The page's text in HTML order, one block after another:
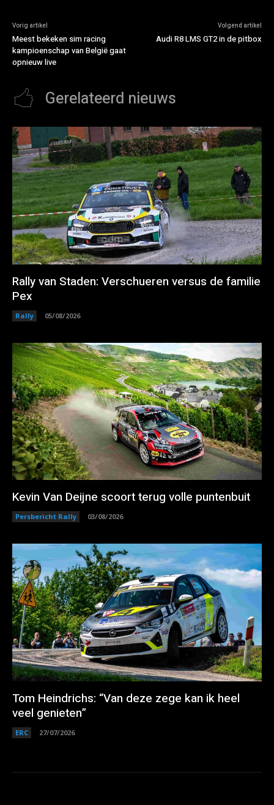
Vorig artikel
Meest bekeken sim racing
kampioenschap van België gaat
opnieuw live
Volgend artikel
Audi R8 LMS GT2 in de pitbox
Gerelateerd nieuws
Rally van Staden: Verschueren versus de familie
Pex
Rally 05/08/2026
Kevin Van Deijne scoort terug volle puntenbuit
Persbericht Rally 03/08/2026
Tom Heindrichs: “Van deze zege kan ik heel
veel genieten”
ERC 27/07/2026